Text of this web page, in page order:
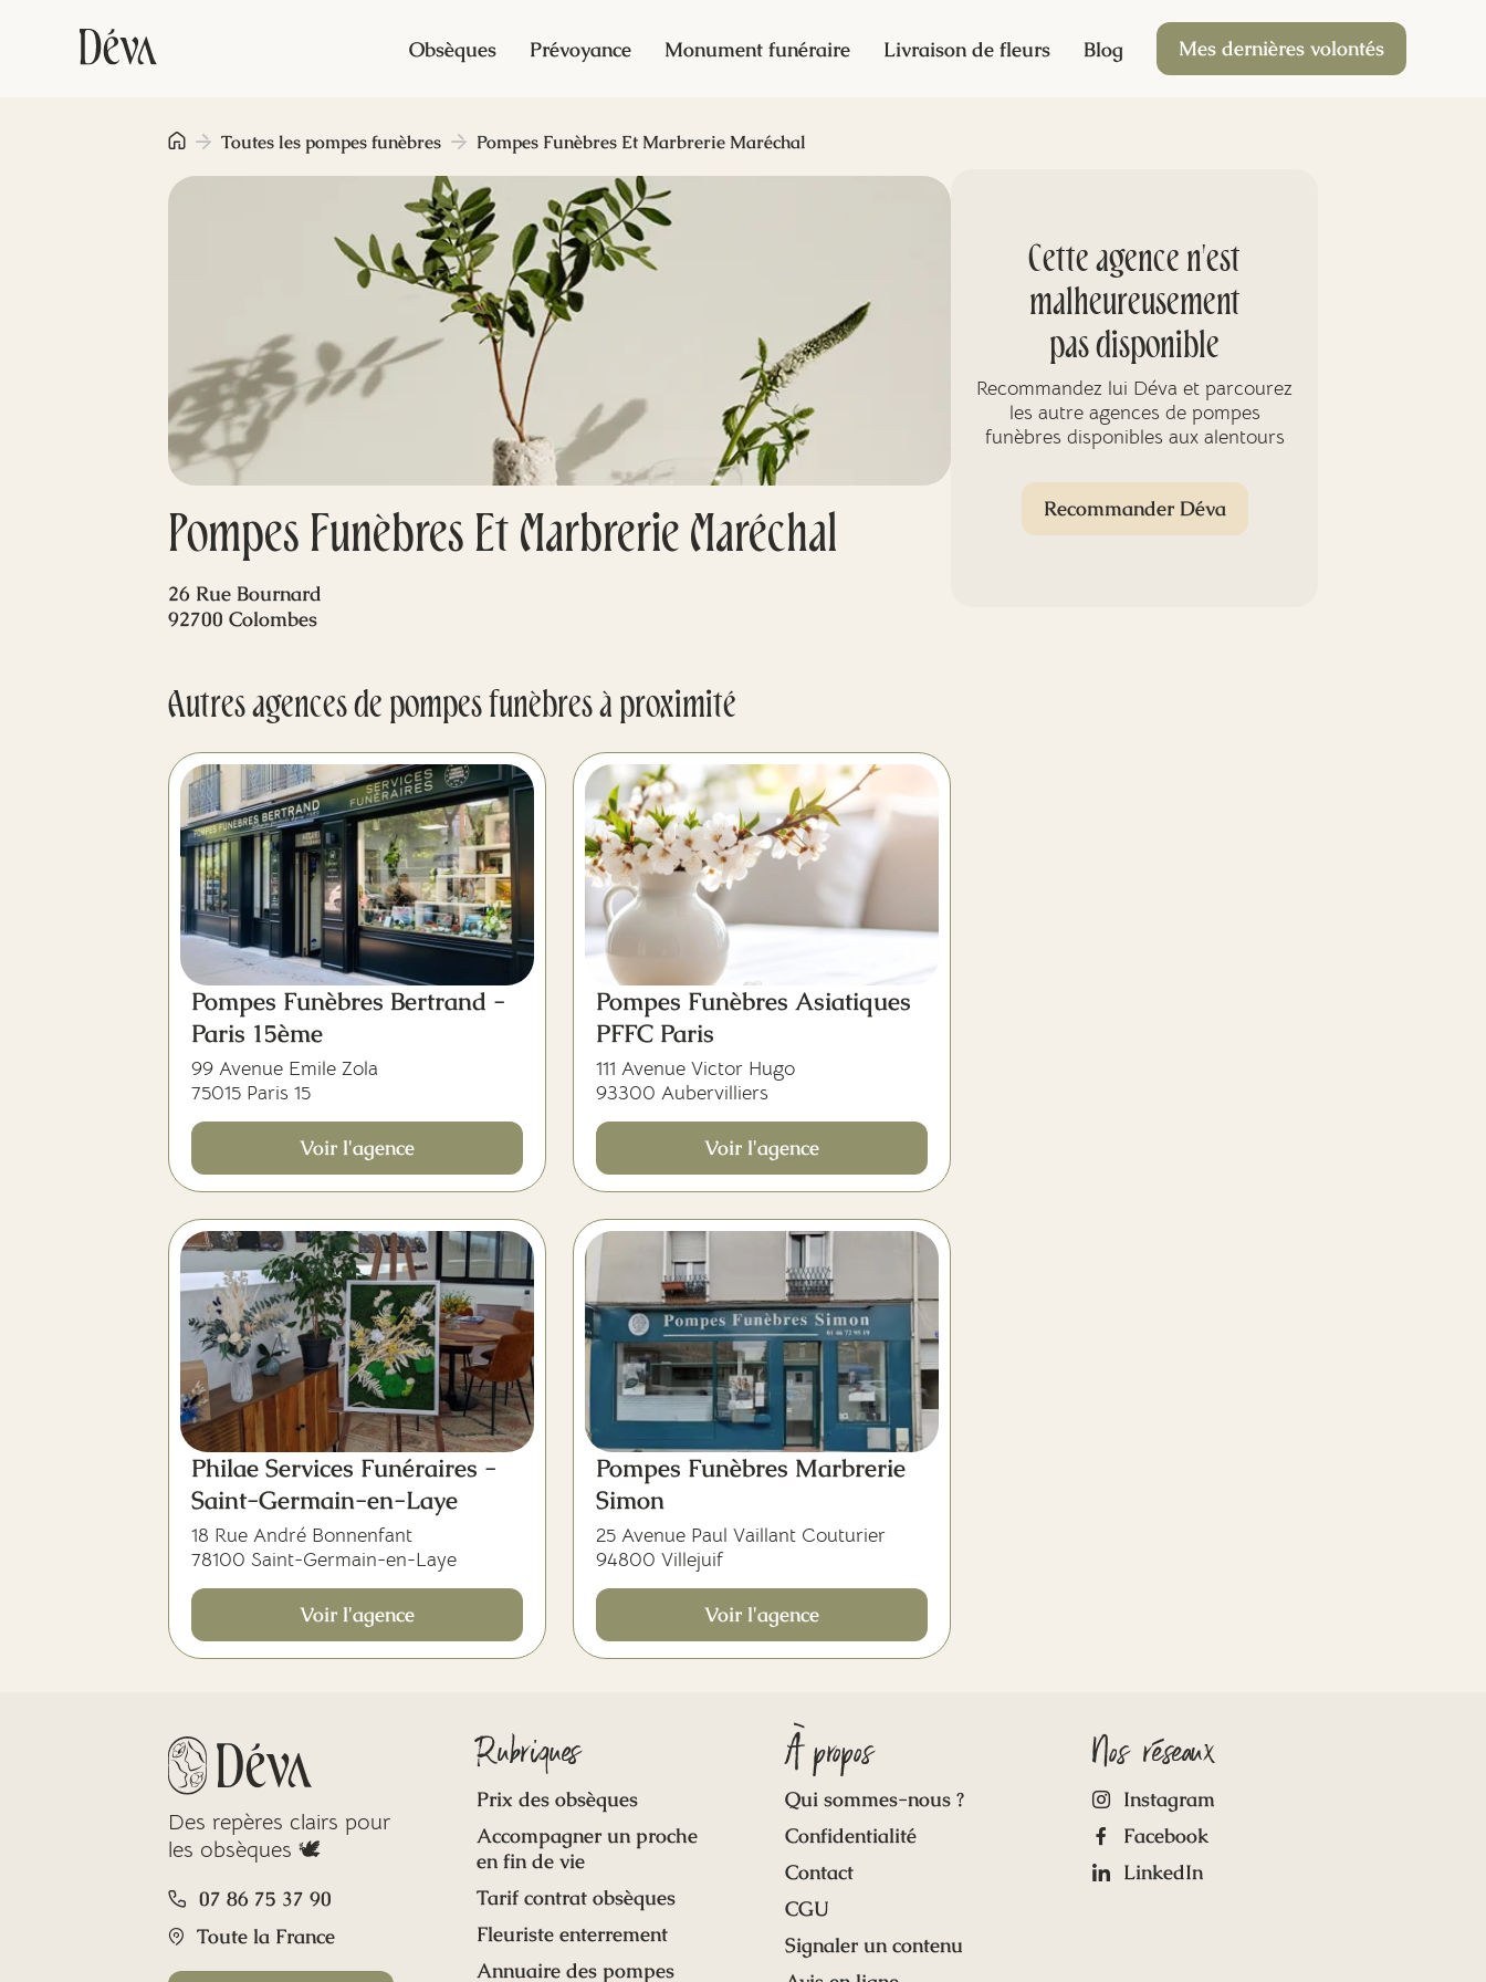
Obsèques Prévoyance Monument funéraire Livraison de fleurs Blog Mes dernières volontés
Pompes Funèbres Et Marbrerie Maréchal
Toutes les pompes funèbres Pompes Funèbres Et Marbrerie Maréchal
26 Rue Bournard
92700 Colombes
Autres agences de pompes funèbres à proximité
Pompes Funèbres Bertrand -
Paris 15ème
99 Avenue Emile Zola
75015 Paris 15
Voir l'agence
Pompes Funèbres Asiatiques
PFFC Paris
111 Avenue Victor Hugo
93300 Aubervilliers
Voir l'agence
Philae Services Funéraires -
Saint-Germain-en-Laye
18 Rue André Bonnenfant
78100 Saint-Germain-en-Laye
Voir l'agence
Pompes Funèbres Marbrerie
Simon
25 Avenue Paul Vaillant Couturier
94800 Villejuif
Voir l'agence
Cette agence n'est
malheureusement
pas disponible
Recommandez lui Déva et parcourez
les autre agences de pompes
funèbres disponibles aux alentours
Recommander Déva
Des repères clairs pour
les obsèques 🕊️
07 86 75 37 90
Toute la France
Rubriques
Prix des obsèques
Accompagner un proche
en fin de vie
Tarif contrat obsèques
Fleuriste enterrement
Annuaire des pompes
À propos
Qui sommes-nous ?
Confidentialité
Contact
CGU
Signaler un contenu
Nos réseaux
Instagram
Facebook
LinkedIn